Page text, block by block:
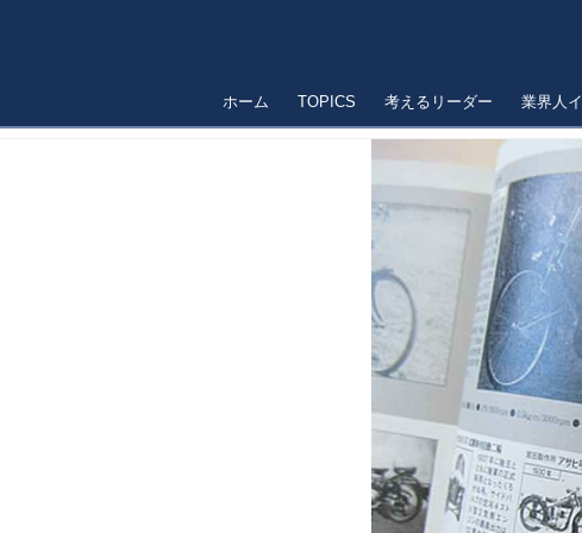
ホーム TOPICS 考えるリーダー 業界人